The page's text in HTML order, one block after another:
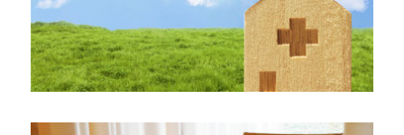
ー
ト
す
る、
渋